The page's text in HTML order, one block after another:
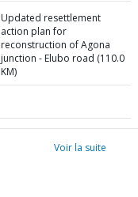
Updated resettlement
action plan for
reconstruction of Agona
junction - Elubo road (110.0
KM)
Voir la suite